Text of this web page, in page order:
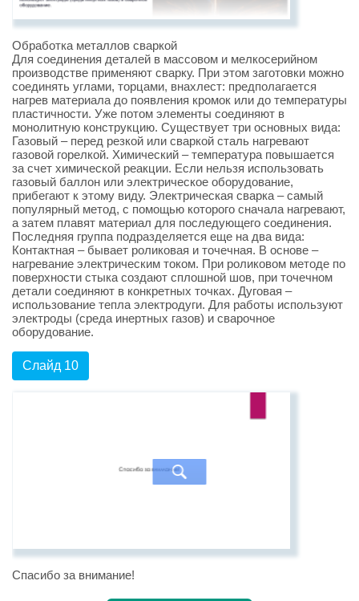
Обработка металлов сваркой
Для соединения деталей в массовом и мелкосерийном
производстве применяют сварку. При этом заготовки можно
соединять углами, торцами, внахлест: предполагается
нагрев материала до появления кромок или до температуры
пластичности. Уже потом элементы соединяют в
монолитную конструкцию. Существует три основных вида:
Газовый – перед резкой или сваркой сталь нагревают
газовой горелкой. Химический – температура повышается
за счет химической реакции. Если нельзя использовать
газовый баллон или электрическое оборудование,
прибегают к этому виду. Электрическая сварка – самый
популярный метод, с помощью которого сначала нагревают,
а затем плавят материал для последующего соединения.
Последняя группа подразделяется еще на два вида:
Контактная – бывает роликовая и точечная. В основе –
нагревание электрическим током. При роликовом методе по
поверхности стыка создают сплошной шов, при точечном
детали соединяют в конкретных точках. Дуговая –
использование тепла электродуги. Для работы используют
электроды (среда инертных газов) и сварочное
оборудование.
Слайд 10
Спасибо за внимание!